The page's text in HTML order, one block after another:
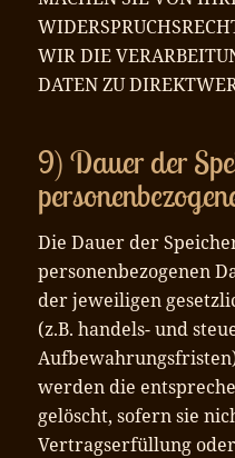
WIR DIE
DATEN ZU
9) Dauer der
Die Dauer der
personenbezogenen
der jeweiligen
(z.B. handels- und
werden die
gelöscht, sofern sie
Vertragserfüllung